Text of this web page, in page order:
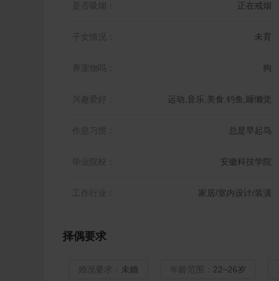
是否吸烟： 正在戒烟
子女情况： 未育
养宠物吗： 狗
兴趣爱好： 运动,音乐,美食,钓鱼,睡懒觉
作息习惯： 总是早起鸟
毕业院校： 安徽科技学院
工作行业： 家居/室内设计/装潢
择偶要求
婚况要求： 未婚 年龄范围： 22~26岁